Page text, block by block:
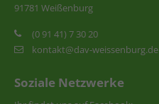
91781 Weißenburg
(0 91 41) 7 30 20
kontakt@dav-weissenburg.de
Soziale Netzwerke